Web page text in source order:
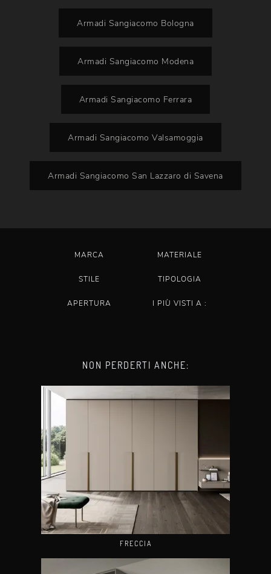
Armadi Sangiacomo Bologna
Armadi Sangiacomo Modena
Armadi Sangiacomo Ferrara
Armadi Sangiacomo Valsamoggia
Armadi Sangiacomo San Lazzaro di Savena
MARCA MATERIALE
STILE TIPOLOGIA
APERTURA I PIÙ VISTI A :
NON PERDERTI ANCHE:
FRECCIA